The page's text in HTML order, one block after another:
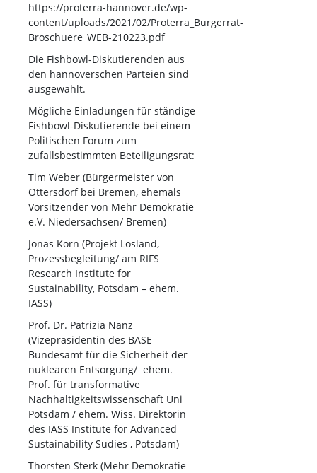
https://proterra-hannover.de/wp-
content/uploads/2021/02/Proterra_Burgerrat-
Broschuere_WEB-210223.pdf
Die Fishbowl-Diskutierenden aus
den hannoverschen Parteien sind
ausgewählt.
Mögliche Einladungen für ständige
Fishbowl-Diskutierende bei einem
Politischen Forum zum
zufallsbestimmten Beteiligungsrat:
Tim Weber (Bürgermeister von
Ottersdorf bei Bremen, ehemals
Vorsitzender von Mehr Demokratie
e.V. Niedersachsen/ Bremen)
Jonas Korn (Projekt Losland,
Prozessbegleitung/ am RIFS
Research Institute for
Sustainability, Potsdam – ehem.
IASS)
Prof. Dr. Patrizia Nanz
(Vizepräsidentin des BASE
Bundesamt für die Sicherheit der
nuklearen Entsorgung/ ehem.
Prof. für transformative
Nachhaltigkeitswissenschaft Uni
Potsdam / ehem. Wiss. Direktorin
des IASS Institute for Advanced
Sustainability Sudies , Potsdam)
Thorsten Sterk (Mehr Demokratie